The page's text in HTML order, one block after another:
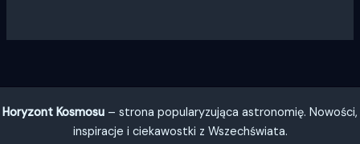
Horyzont Kosmosu – strona popularyzująca astronomię. Nowości,
inspiracje i ciekawostki z Wszechświata.